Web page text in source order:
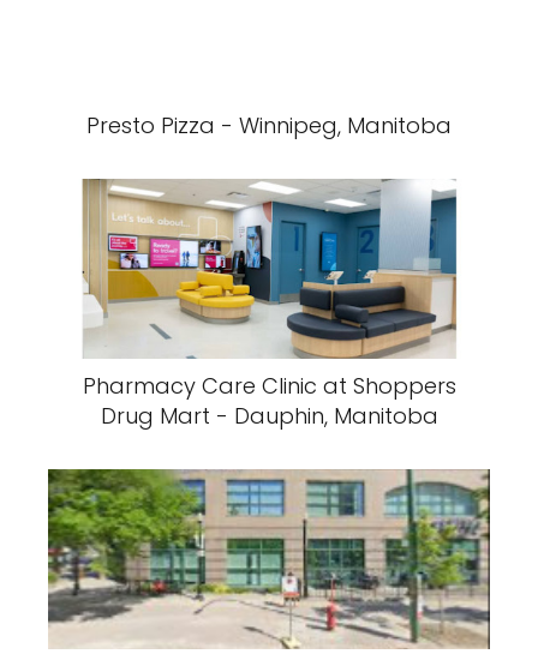
Presto Pizza - Winnipeg, Manitoba
Pharmacy Care Clinic at Shoppers
Drug Mart - Dauphin, Manitoba